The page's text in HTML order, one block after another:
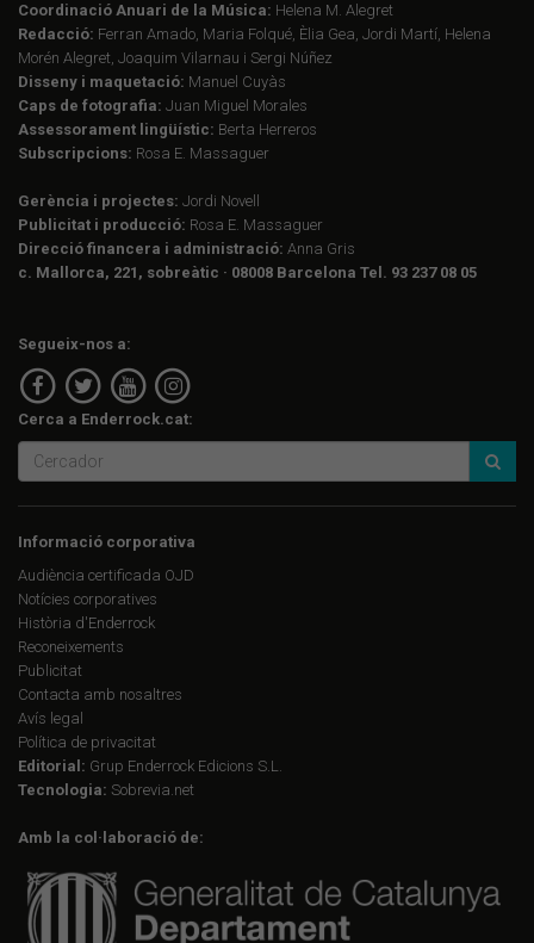
Coordinació Anuari de la Música: Helena M. Alegret
Redacció: Ferran Amado, Maria Folqué, Èlia Gea, Jordi Martí, Helena
Morén Alegret, Joaquim Vilarnau i Sergi Núñez
Disseny i maquetació: Manuel Cuyàs
Caps de fotografia: Juan Miguel Morales
Assessorament lingüístic: Berta Herreros
Subscripcions: Rosa E. Massaguer
Gerència i projectes: Jordi Novell
Publicitat i producció: Rosa E. Massaguer
Direcció financera i administració: Anna Gris
c. Mallorca, 221, sobreàtic · 08008 Barcelona Tel. 93 237 08 05
Segueix-nos a:
Cerca a Enderrock.cat:
Informació corporativa
Audiència certificada OJD
Notícies corporatives
Història d'Enderrock
Reconeixements
Publicitat
Contacta amb nosaltres
Avís legal
Política de privacitat
Editorial: Grup Enderrock Edicions S.L.
Tecnologia: Sobrevia.net
Amb la col·laboració de: